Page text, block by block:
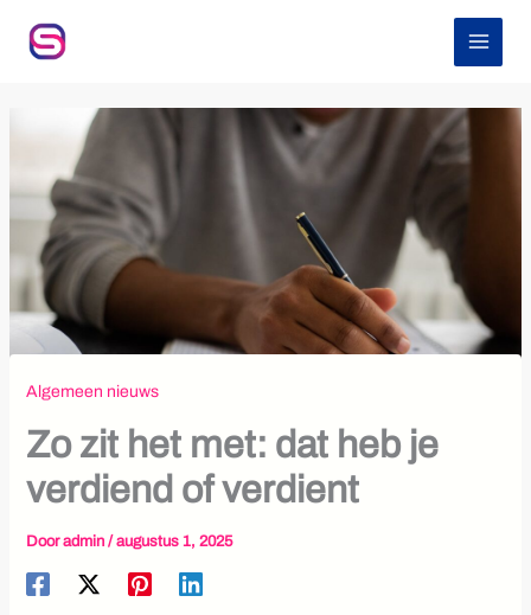
naar
Algemeen nieuws
Zo zit het met: dat heb je
verdiend of verdient
Dooradmin / augustus 1, 2025
o
e